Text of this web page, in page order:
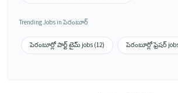
Trending Jobs in పెరంబూర్
పెరంబూర్లో పార్ట్ టైమ్ jobs (12) పెరంబూర్లో ఫ్రెషర్